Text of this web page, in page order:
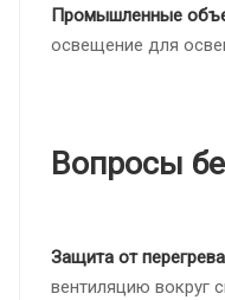
Промышленные
освещение для
Вопросы
Защита от
вентиляцию вокруг